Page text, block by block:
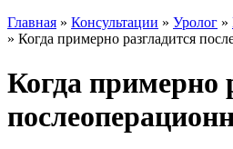
Главная » Консультации » Уролог »
» Когда примерно разгладится
Когда примерно